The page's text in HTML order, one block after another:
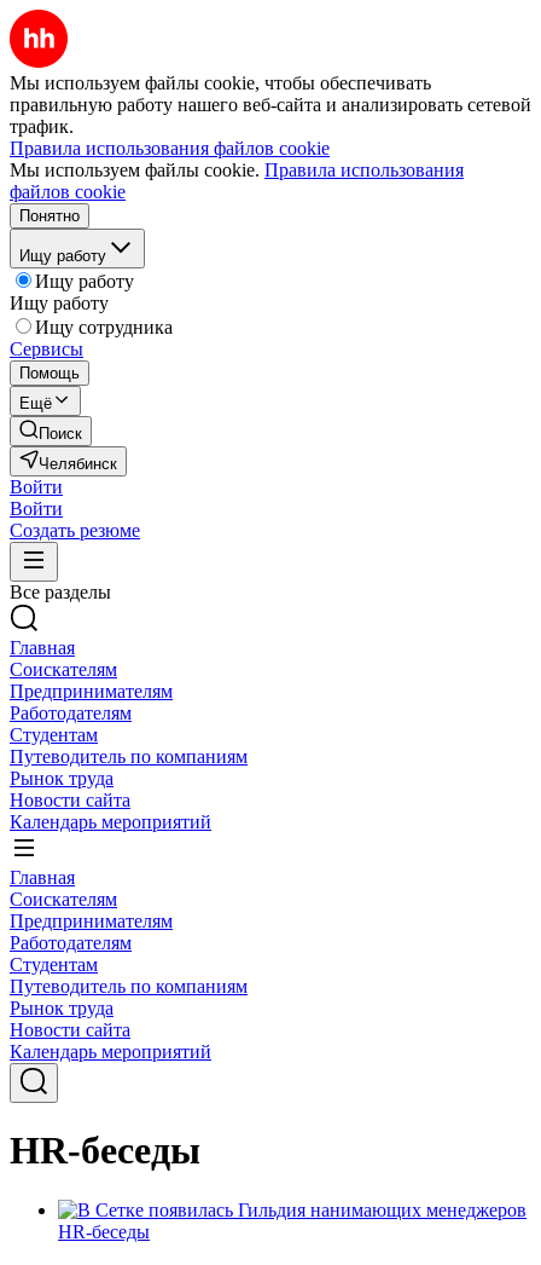
Мы используем файлы cookie, чтобы обеспечивать
правильную работу нашего веб-сайта и анализировать сетевой
трафик.
Правила использования файлов cookie
Мы используем файлы cookie. Правила использования
файлов cookie
Понятно
Ищу работу
Ищу работу
Ищу работу
Ищу сотрудника
Сервисы
Помощь
Ещё
Поиск
Челябинск
Войти
Войти
Создать резюме
Все разделы
Главная
Соискателям
Предпринимателям
Работодателям
Студентам
Путеводитель по компаниям
Рынок труда
Новости сайта
Календарь мероприятий
Главная
Соискателям
Предпринимателям
Работодателям
Студентам
Путеводитель по компаниям
Рынок труда
Новости сайта
Календарь мероприятий
HR-беседы
HR-беседы